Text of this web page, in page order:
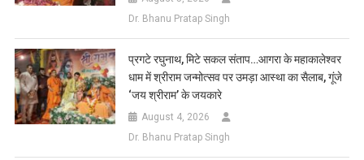
Dr. Bhanu Pratap Singh
प्रगटे रघुनाथ, मिटे सकल संताप…आगरा के महाकालेश्वर
धाम में श्रीराम जन्मोत्सव पर उमड़ा आस्था का सैलाब, गूंजे
‘जय श्रीराम’ के जयकारे
August 4, 2026
Dr. Bhanu Pratap Singh